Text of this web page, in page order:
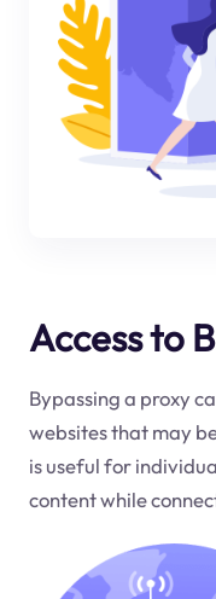
Access to
Bypassing a proxy
websites that may
is useful for
content while